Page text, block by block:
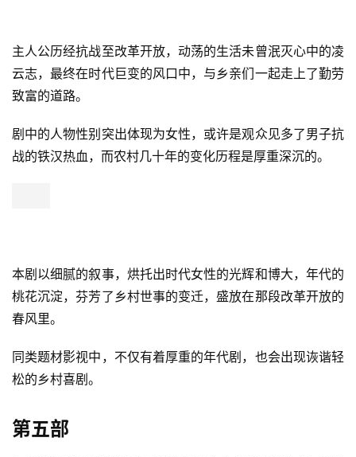
主人公历经抗战至改革开放，动荡的生活未曾泯灭心中的凌
云志，最终在时代巨变的风口中，与乡亲们一起走上了勤劳
致富的道路。
剧中的人物性别突出体现为女性，或许是观众见多了男子抗
战的铁汉热血，而农村几十年的变化历程是厚重深沉的。
本剧以细腻的叙事，烘托出时代女性的光辉和博大，年代的
桃花沉淀，芬芳了乡村世事的变迁，盛放在那段改革开放的
春风里。
同类题材影视中，不仅有着厚重的年代剧，也会出现诙谐轻
松的乡村喜剧。
第五部